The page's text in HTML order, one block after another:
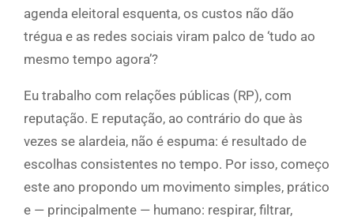
agenda eleitoral esquenta, os custos não dão
trégua e as redes sociais viram palco de ‘tudo ao
mesmo tempo agora’?
Eu trabalho com relações públicas (RP), com
reputação. E reputação, ao contrário do que às
vezes se alardeia, não é espuma: é resultado de
escolhas consistentes no tempo. Por isso, começo
este ano propondo um movimento simples, prático
e — principalmente — humano: respirar, filtrar,